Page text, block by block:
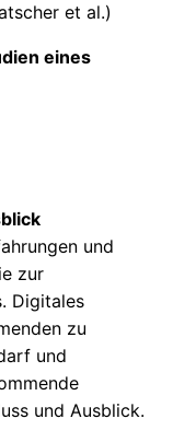
et al.)
eines
und
zur
Digitales
zu
und
und Ausblick.